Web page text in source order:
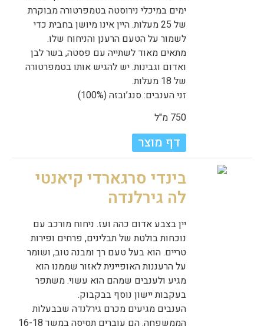
ימים במיכלי נירוסטה בטמפרטורה מבוקרת
של 25 מעלות. היין אינו מיושן בחבית כדי
לשמור על הטעם הרענן והניחוח שלו.
מתאים מאוד לשתייה עם פסטה, בשר לבן
ואדום וגבינות. יש להגיש אותו בטמפרטורה
של 18 מעלות.
זני הענבים: סנג’ובזה (100%)
750 מ"ל
דף מוצר
בינדי סרגארדי קיאנטי
לה גירלנדה
יין בצבע אדום כהה ועז. ניחוח מורכב עם
נוכחות בולטת של תבלינים, פרחים ופירות
טריים. הוא בעל טעם רך ומבנה טוב, ושומר
על הרעננות האופיינית לאזור שממנו הוא
מגיע ולענבים שמהם הוא עשוי. משתפר
בעקבות יישון נוסף בבקבוק.
הענבים מגיעים מכרם גירלנדה שבבעלות
הממשפחה. הם עוברים תסיסה במשך 16-18